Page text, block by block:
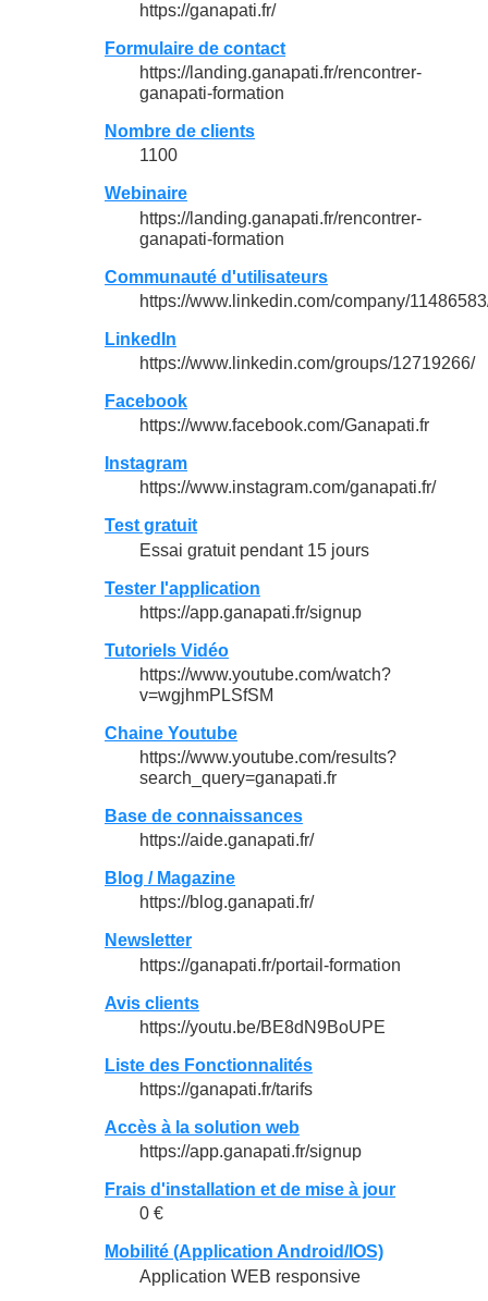
https://ganapati.fr/
Formulaire de contact
https://landing.ganapati.fr/rencontrer-
ganapati-formation
Nombre de clients
1100
Webinaire
https://landing.ganapati.fr/rencontrer-
ganapati-formation
Communauté d'utilisateurs
https://www.linkedin.com/company/
LinkedIn
https://www.linkedin.com/groups/12719266/
Facebook
https://www.facebook.com/Ganapati.fr
Instagram
https://www.instagram.com/ganapati.fr/
Test gratuit
Essai gratuit pendant 15 jours
Tester l'application
https://app.ganapati.fr/signup
Tutoriels Vidéo
https://www.youtube.com/watch?
v=wgjhmPLSfSM
Chaine Youtube
https://www.youtube.com/results?
search_query=ganapati.fr
Base de connaissances
https://aide.ganapati.fr/
Blog / Magazine
https://blog.ganapati.fr/
Newsletter
https://ganapati.fr/portail-formation
Avis clients
https://youtu.be/BE8dN9BoUPE
Liste des Fonctionnalités
https://ganapati.fr/tarifs
Accès à la solution web
https://app.ganapati.fr/signup
Frais d'installation et de mise à jour
0 €
Mobilité (Application Android/IOS)
Application WEB responsive